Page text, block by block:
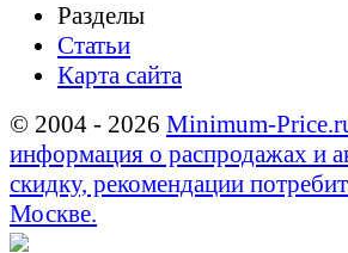
Разделы
Статьи
Карта сайта
© 2004 - 2026 Minimum-
информация о распродажах и
скидку, рекомендации
Москве.